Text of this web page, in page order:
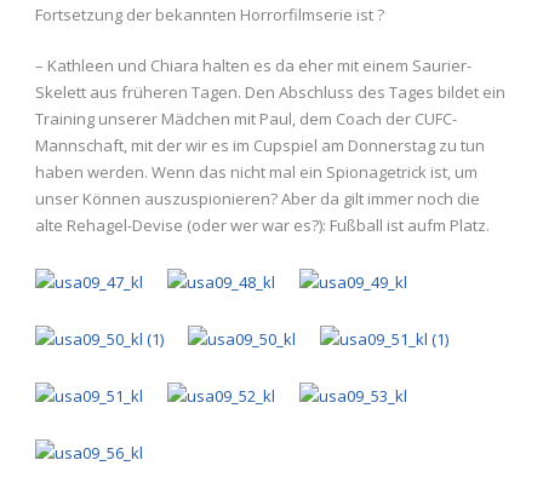
Fortsetzung der bekannten Horrorfilmserie ist ?
– Kathleen und Chiara halten es da eher mit einem Saurier-
Skelett aus früheren Tagen. Den Abschluss des Tages bildet ein
Training unserer Mädchen mit Paul, dem Coach der CUFC-
Mannschaft, mit der wir es im Cupspiel am Donnerstag zu tun
haben werden. Wenn das nicht mal ein Spionagetrick ist, um
unser Können auszuspionieren? Aber da gilt immer noch die
alte Rehagel-Devise (oder wer war es?): Fußball ist aufm Platz.